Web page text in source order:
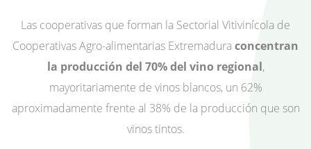
Las cooperativas que forman la Sectorial Vitivinícola de
Cooperativas Agro-alimentarias Extremadura concentran
la producción del 70% del vino regional,
mayoritariamente de vinos blancos, un 62%
aproximadamente frente al 38% de la producción que son
vinos tintos.